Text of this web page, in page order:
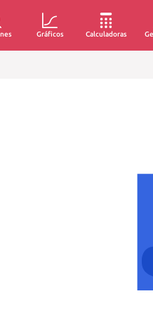
Gráficos Calculadoras